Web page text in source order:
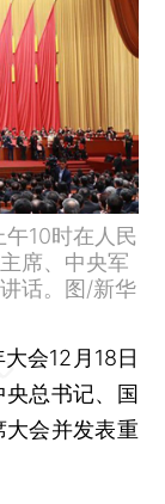
10时在人民
席、中央军
话。图/新华
会12月18日
央总书记、国
会并发表重